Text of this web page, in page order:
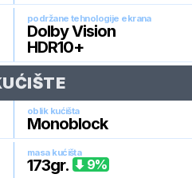
podržane tehnologije ekrana
Dolby Vision
HDR10+
oblik kućišta
Monoblock
masa kućišta
173gr. 9%